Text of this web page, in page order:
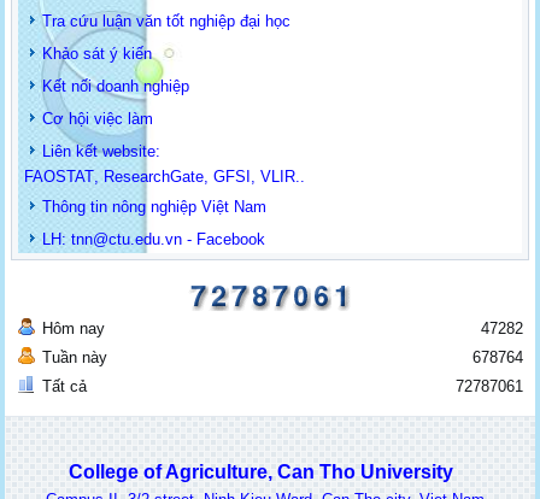
Tra cứu luận văn tốt nghiệp đại học
Khảo sát ý kiến
Kết nối doanh nghiệp
Cơ hội việc làm
Liên kết website:
FAOSTAT ResearchGate ,GFSI ,VLIR
Thông tin nông nghiệp Việt Nam
LH: tnn@ctu.edu.vn - Facebook
Hôm nay
Tuần này
Tất cả
47282
678764
72787061
College of Agriculture, Can Tho University